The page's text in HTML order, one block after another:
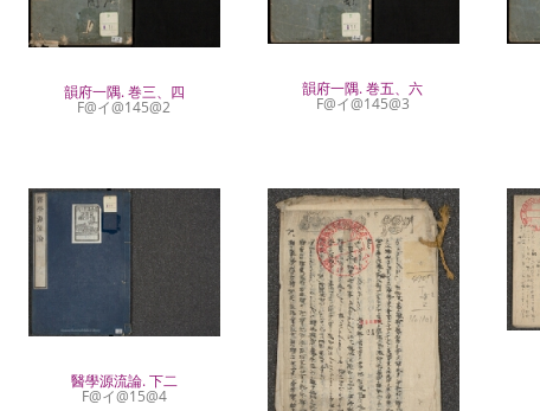
韻府一隅. 巻三、四
F@イ@145@2
韻府一隅. 巻五、六
F@イ@145@3
醫學源流論. 下二
F@イ@15@4